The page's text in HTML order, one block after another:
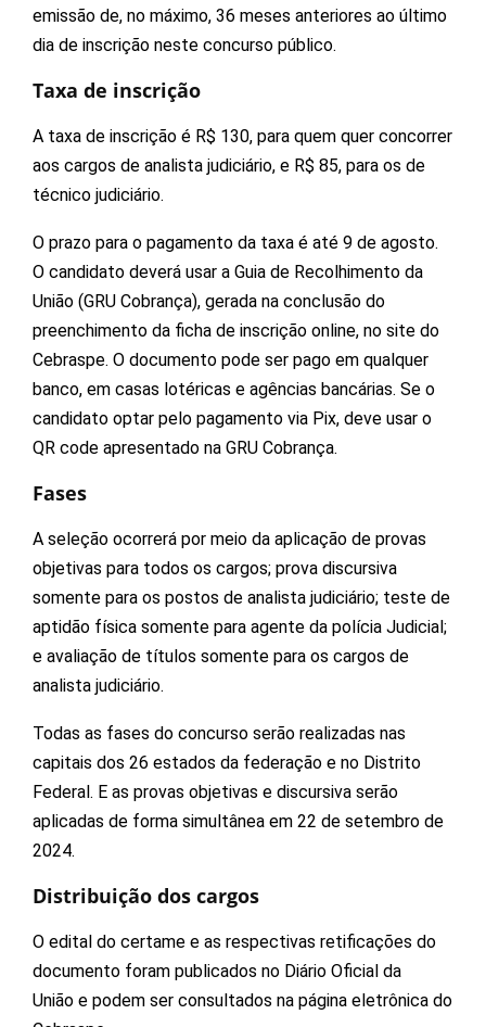
emissão de, no máximo, 36 meses anteriores ao último
dia de inscrição neste concurso público.
Taxa de inscrição
A taxa de inscrição é R$ 130, para quem quer concorrer
aos cargos de analista judiciário, e R$ 85, para os de
técnico judiciário.
O prazo para o pagamento da taxa é até 9 de agosto.
O candidato deverá usar a Guia de Recolhimento da
União (GRU Cobrança), gerada na conclusão do
preenchimento da ficha de inscrição online, no site do
Cebraspe. O documento pode ser pago em qualquer
banco, em casas lotéricas e agências bancárias. Se o
candidato optar pelo pagamento via Pix, deve usar o
QR code apresentado na GRU Cobrança.
Fases
A seleção ocorrerá por meio da aplicação de provas
objetivas para todos os cargos; prova discursiva
somente para os postos de analista judiciário; teste de
aptidão física somente para agente da polícia Judicial;
e avaliação de títulos somente para os cargos de
analista judiciário.
Todas as fases do concurso serão realizadas nas
capitais dos 26 estados da federação e no Distrito
Federal. E as provas objetivas e discursiva serão
aplicadas de forma simultânea em 22 de setembro de
2024.
Distribuição dos cargos
O edital do certame e as respectivas retificações do
documento foram publicados no Diário Oficial da
União e podem ser consultados na página eletrônica do